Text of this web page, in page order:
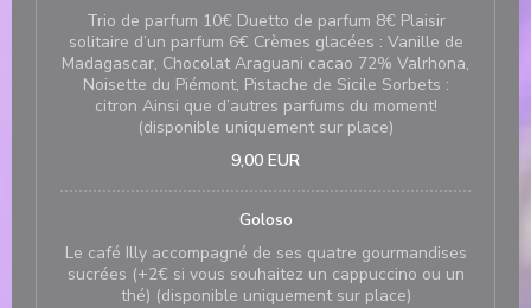
Trio de parfum 10€ Duetto de parfum 8€ Plaisir
solitaire d’un parfum 6€ Crèmes glacées : Vanille de
Madagascar, Chocolat Araguani cacao 72% Valrhona,
Noisette du Piémont, Pistache de Sicile Sorbets :
citron Ainsi que d’autres parfums du moment!
(disponible uniquement sur place)
9,00 EUR
Goloso
Le café Illy accompagné de ses quatre gourmandises
sucrées (+2€ si vous souhaitez un cappuccino ou un
thé) (disponible uniquement sur place)